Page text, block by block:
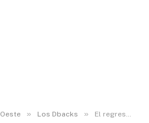
Oeste » Los Dbacks » El regreso de Lourdes Gurriel Jr. a la MLB viene con jonrón incluido